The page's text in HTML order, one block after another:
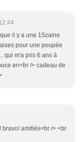
il y a une 15zaine
pour une poupée
qui m'a pris 6 ans à
en<br /> cadeau de
amitiés<br /> <br